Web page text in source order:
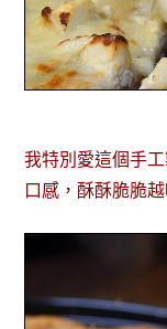
我特別愛這個手
口感，酥酥脆脆